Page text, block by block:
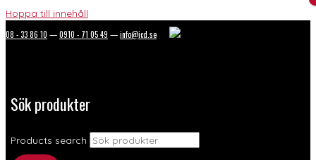
Hoppa till innehåll
08 - 33 86 10 —0910 - 71 05 49 —info@icd.se
Sök produkter
Products search